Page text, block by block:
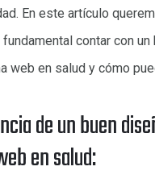
En este artículo
contar con un
web en salud y cómo
de un buen
en salud: